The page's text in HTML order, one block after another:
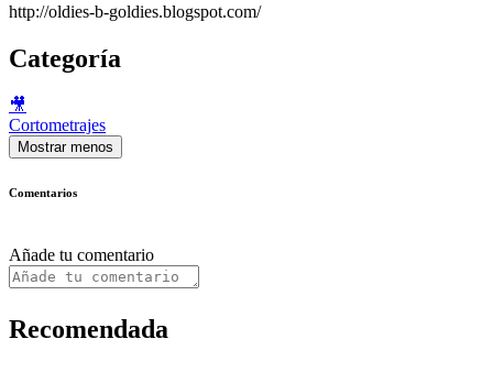
http://oldies-b-goldies.blogspot.com/
Categoría
🎥
Cortometrajes
Mostrar menos
Comentarios
Añade tu comentario
Recomendada